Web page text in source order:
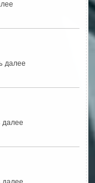
далее
далее